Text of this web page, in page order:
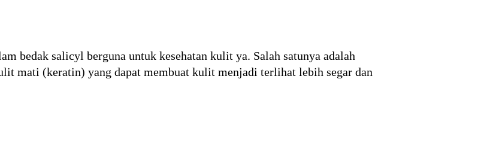
bedak salicyl berguna untuk kesehatan kulit ya. Salah satunya adalah
mati (keratin) yang dapat membuat kulit menjadi terlihat lebih segar dan